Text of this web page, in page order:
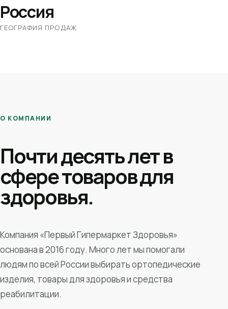
Россия
ГЕОГРАФИЯ ПРОДАЖ
О КОМПАНИИ
Почти десять лет в
сфере товаров для
здоровья.
Компания «Первый Гипермаркет Здоровья»
основана в 2016 году. Много лет мы помогали
людям по всей России выбирать ортопедические
изделия, товары для здоровья и средства
реабилитации.